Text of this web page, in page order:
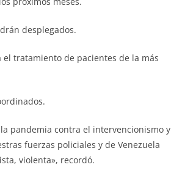
desplegados.
tratamiento de pacientes de la más
pandemia contra el intervencionismo y
fuerzas policiales y de Venezuela
violenta», recordó.